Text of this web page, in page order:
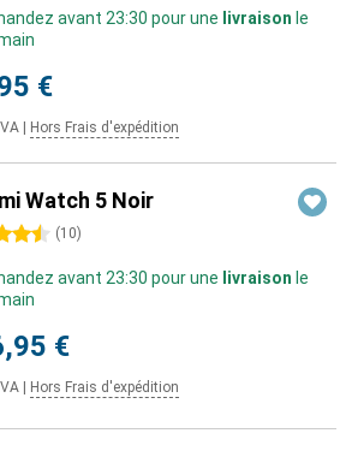
avant 23:30 pour une livraison le
€
Hors Frais d'expédition
Watch 5 Noir
(10)
avant 23:30 pour une livraison le
€
Hors Frais d'expédition